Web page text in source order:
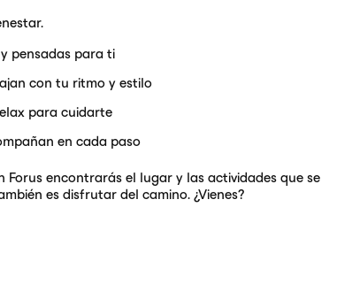
pensadas para ti
con tu ritmo y estilo
para cuidarte
en cada paso
Forus encontrarás el lugar y las actividades que se
es disfrutar del camino. ¿Vienes?